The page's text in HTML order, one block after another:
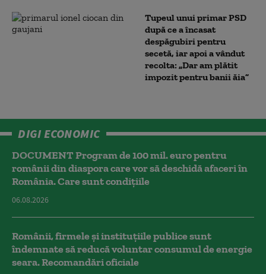
Tupeul unui primar PSD
după ce a încasat
despăgubiri pentru
secetă, iar apoi a vândut
recolta: „Dar am plătit
impozit pentru banii ăia”
DIGI ECONOMIC
DOCUMENT Program de 100 mil. euro pentru
românii din diaspora care vor să deschidă afaceri în
România. Care sunt condițiile
06.08.2026
Românii, firmele și instituțiile publice sunt
îndemnate să reducă voluntar consumul de energie
seara. Recomandări oficiale